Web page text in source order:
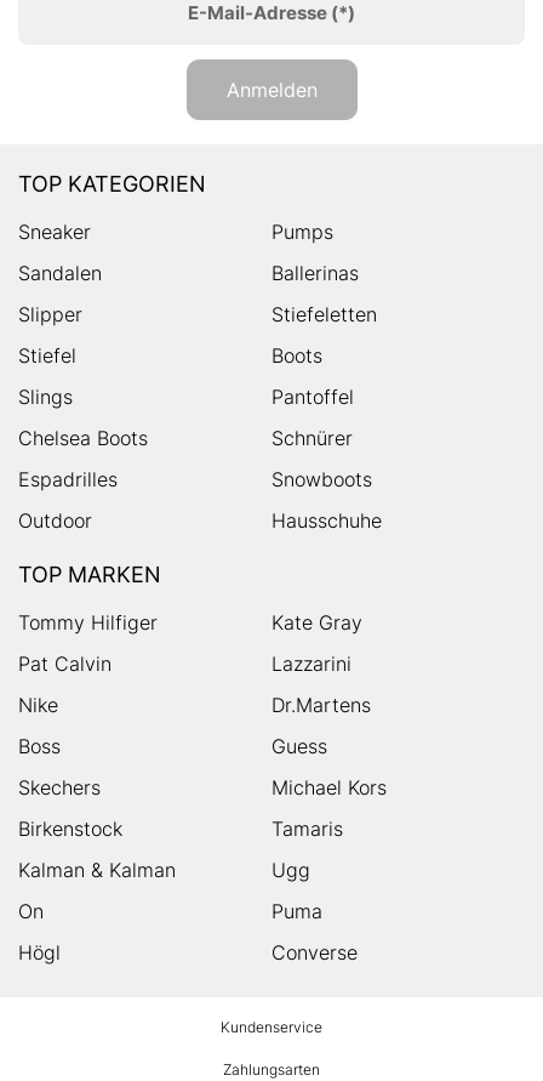
E-Mail-Adresse (*)
Anmelden
TOP KATEGORIEN
Sneaker
Pumps
Sandalen
Ballerinas
Slipper
Stiefeletten
Stiefel
Boots
Slings
Pantoffel
Chelsea Boots
Schnürer
Espadrilles
Snowboots
Outdoor
Hausschuhe
TOP MARKEN
Tommy Hilfiger
Kate Gray
Pat Calvin
Lazzarini
Nike
Dr.Martens
Boss
Guess
Skechers
Michael Kors
Birkenstock
Tamaris
Kalman & Kalman
Ugg
On
Puma
Högl
Converse
Kundenservice
Zahlungsarten